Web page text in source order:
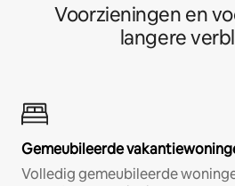
Voorzieningen en
langere
Gemeubileerde
Volledig gemeubileerde